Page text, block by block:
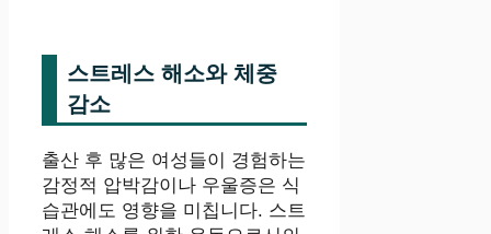
스트레스 해소와 체중
감소
출산 후 많은 여성들이 경험하는
감정적 압박감이나 우울증은 식
습관에도 영향을 미칩니다. 스트